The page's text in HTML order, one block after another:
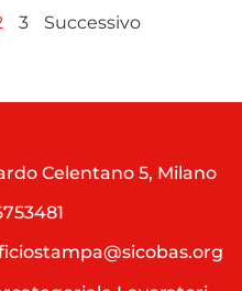
3 Successivo
Celentano 5, Milano